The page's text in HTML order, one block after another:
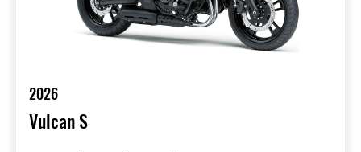
2026
Vulcan S